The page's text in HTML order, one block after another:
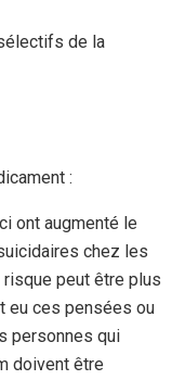
de la
:
ont augmenté le
chez les
peut être plus
eu ces pensées ou
personnes qui
doivent être